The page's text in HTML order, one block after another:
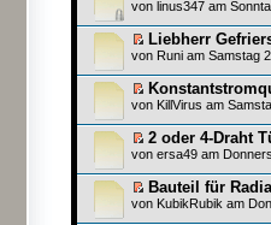
von linus347 am
Liebherr
von Runi am Samstag
von KillVirus am
2 oder 4-Draht
von ersa49 am
Bauteil für
von KubikRubik am